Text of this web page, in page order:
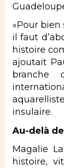
«Pour bien
il faut
histoire
ajoutait
branche
insulaire.
Au-delà
Magalie
histoire,